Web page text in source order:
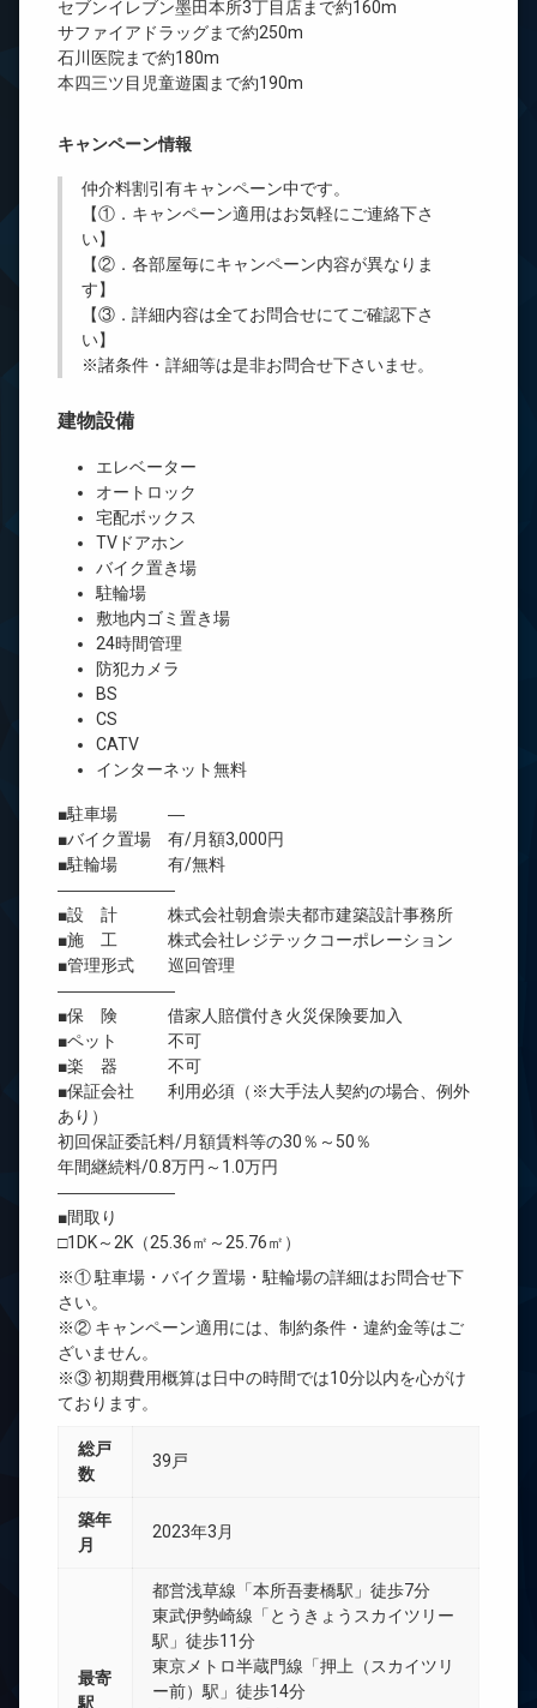
セブンイレブン墨田本所3丁目店まで約160m
サファイアドラッグまで約250m
石川医院まで約180m
本四三ツ目児童遊園まで約190m
キャンペーン情報
仲介料割引有キャンペーン中です。
【①．キャンペーン適用はお気軽にご連絡下さ
い】
【②．各部屋毎にキャンペーン内容が異なりま
す】
【③．詳細内容は全てお問合せにてご確認下さ
い】
※諸条件・詳細等は是非お問合せ下さいませ。
建物設備
エレベーター
オートロック
宅配ボックス
TVドアホン
バイク置き場
駐輪場
敷地内ゴミ置き場
24時間管理
防犯カメラ
BS
CS
CATV
インターネット無料
■駐車場 ―
■バイク置場 有/月額3,000円
■駐輪場 有/無料
―――――――
■設 計 株式会社朝倉崇夫都市建築設計事務所
■施 工 株式会社レジテックコーポレーション
■管理形式 巡回管理
―――――――
■保 険 借家人賠償付き火災保険要加入
■ペット 不可
■楽 器 不可
■保証会社 利用必須（※大手法人契約の場合、例外
あり）
初回保証委託料/月額賃料等の30％～50％
年間継続料/0.8万円～1.0万円
―――――――
■間取り
□1DK～2K（25.36㎡～25.76㎡）
※① 駐車場・バイク置場・駐輪場の詳細はお問合せ下
さい。
※② キャンペーン適用には、制約条件・違約金等はご
ざいません。
※③ 初期費用概算は日中の時間では10分以内を心がけ
ております。
総戸
数
39戸
築年
月
2023年3月
最寄
駅
都営浅草線「本所吾妻橋駅」徒歩7分
東武伊勢崎線「とうきょうスカイツリー
駅」徒歩11分
東京メトロ半蔵門線「押上（スカイツリ
ー前）駅」徒歩14分